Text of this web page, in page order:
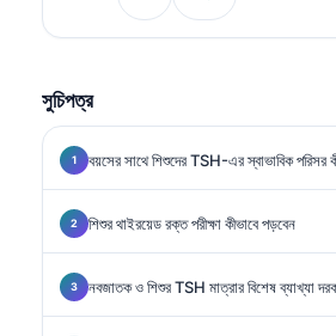
মেডিসিনে বিশেষজ্ঞ।.
সুচিপত্র
বয়সের সাথে শিশুদের TSH-এর স্বাভাবিক পরিসর
শিশুর থাইরয়েড রক্ত পরীক্ষা কীভাবে পড়বেন
নবজাতক ও শিশুর TSH মাত্রার বিশেষ ব্যাখ্যা